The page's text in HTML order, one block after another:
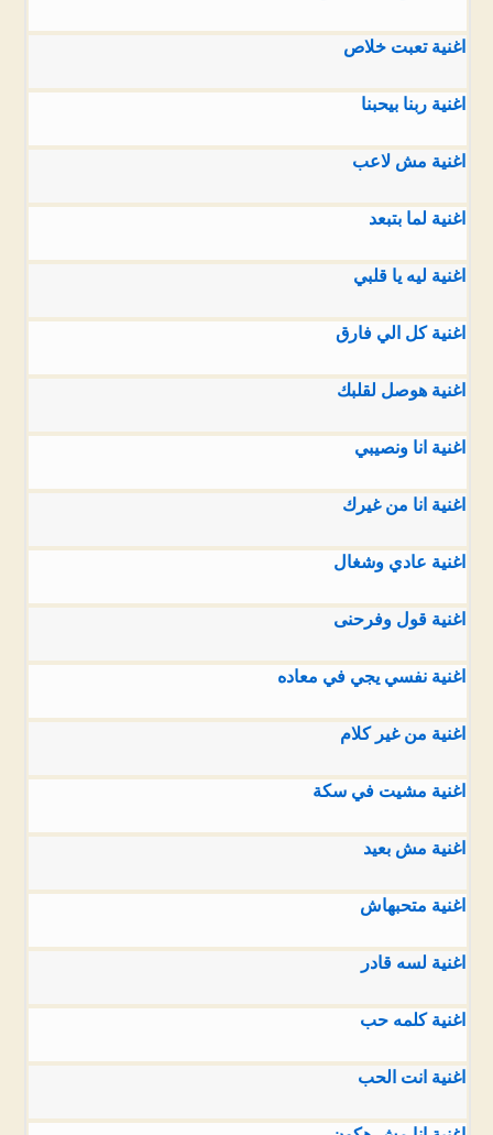
اغنية تعبت خلاص
اغنية ربنا بيحبنا
اغنية مش لاعب
اغنية لما بتبعد
اغنية ليه يا قلبي
اغنية كل الي فارق
اغنية هوصل لقلبك
اغنية انا ونصيبي
اغنية انا من غيرك
اغنية عادي وشغال
اغنية قول وفرحنى
اغنية نفسي يجي في معاده
اغنية من غير كلام
اغنية مشيت في سكة
اغنية مش بعيد
اغنية متحبهاش
اغنية لسه قادر
اغنية كلمه حب
اغنية انت الحب